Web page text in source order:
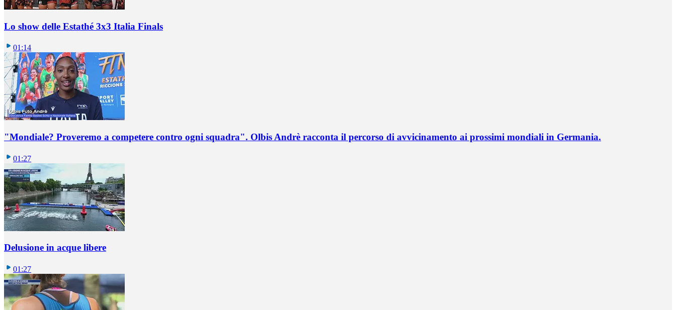
Lo show delle Estathé 3x3 Italia Finals
01:14
"Mondiale? Proveremo a competere contro ogni squadra". Olbis Andrè racconta il percorso di avvicinamento ai prossimi mondiali in Germania.
01:27
Delusione in acque libere
01:27